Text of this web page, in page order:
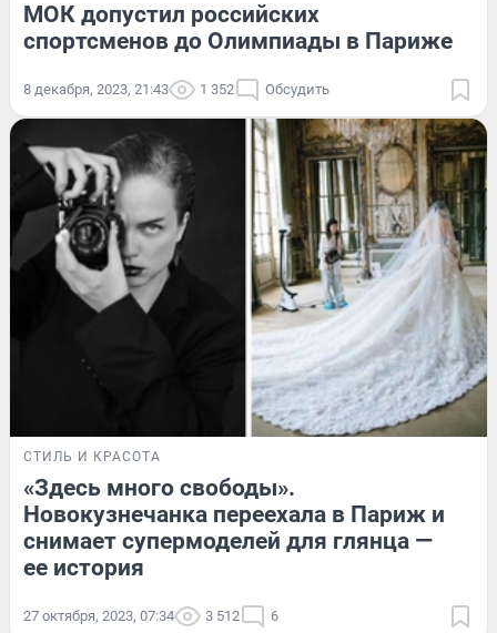
МОК допустил российских
спортсменов до Олимпиады в Париже
8 декабря, 2023, 21:43 1 352 Обсудить
СТИЛЬ И КРАСОТА
«Здесь много свободы».
Новокузнечанка переехала в Париж и
снимает супермоделей для глянца —
ее история
27 октября, 2023, 07:34 3 512 6